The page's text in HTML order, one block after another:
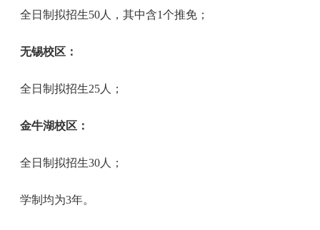
全日制拟招生50人，其中含1个推免；
无锡校区：
全日制拟招生25人；
金牛湖校区：
全日制拟招生30人；
学制均为3年。